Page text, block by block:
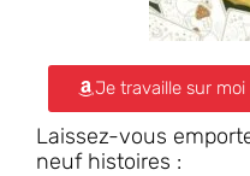
Je travaille sur moi
Laissez-vous
neuf histoires :